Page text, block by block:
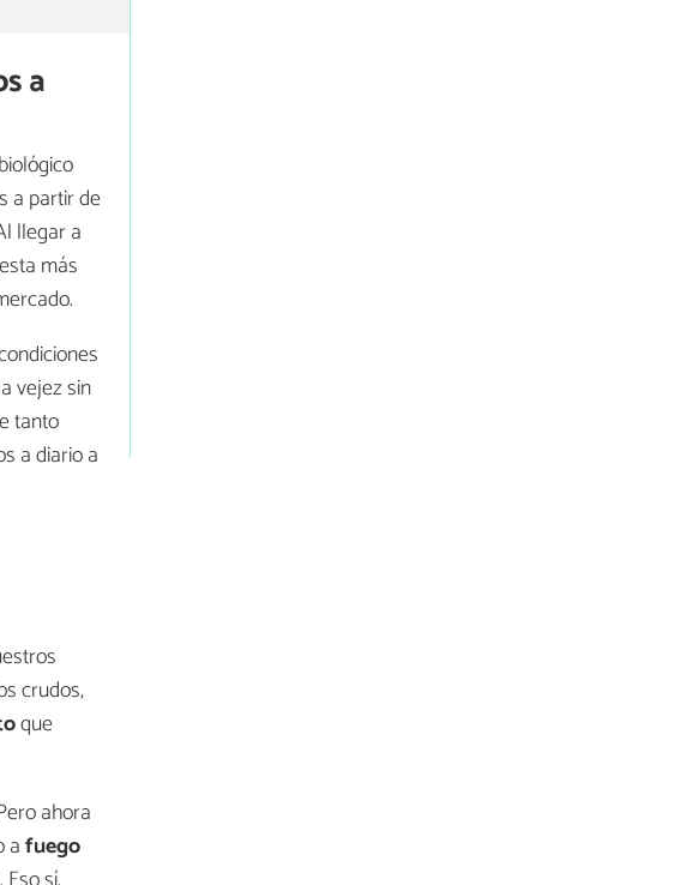
a
a partir de
llegar a
más
vejez sin
tanto
a diario a
crudos,
que
ahora
afuego